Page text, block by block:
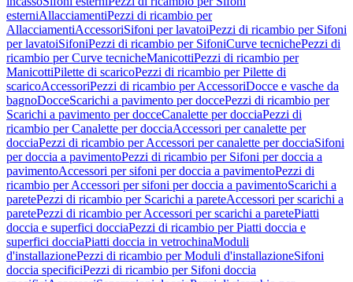
esterniAllacciamentiPezzi di ricambio per
AllacciamentiAccessoriSifoni per lavatoiPezzi di ricambio per Sifoni
per lavatoiSifoniPezzi di ricambio per SifoniCurve tecnichePezzi di
ricambio per Curve tecnicheManicottiPezzi di ricambio per
ManicottiPilette di scaricoPezzi di ricambio per Pilette di
scaricoAccessoriPezzi di ricambio per AccessoriDocce e vasche da
bagnoDocceScarichi a pavimento per doccePezzi di ricambio per
Scarichi a pavimento per docceCanalette per docciaPezzi di
ricambio per Canalette per docciaAccessori per canalette per
docciaPezzi di ricambio per Accessori per canalette per docciaSifoni
per doccia a pavimentoPezzi di ricambio per Sifoni per doccia a
pavimentoAccessori per sifoni per doccia a pavimentoPezzi di
ricambio per Accessori per sifoni per doccia a pavimentoScarichi a
paretePezzi di ricambio per Scarichi a pareteAccessori per scarichi a
paretePezzi di ricambio per Accessori per scarichi a paretePiatti
doccia e superfici docciaPezzi di ricambio per Piatti doccia e
superfici docciaPiatti doccia in vetrochinaModuli
d'installazionePezzi di ricambio per Moduli d'installazioneSifoni
doccia specificiPezzi di ricambio per Sifoni doccia